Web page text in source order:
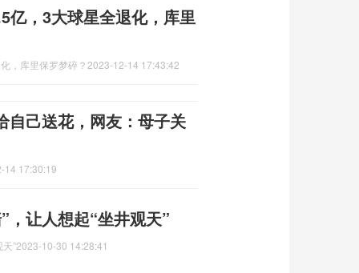
亿，3大球星全退化，库里
，库里保罗梦碎？ 2023-12-14 17:43:42
自己送花，网友：母子关
14 17:30:19
，让人想起“坐井观天”
”2023-10-30 14:28:41